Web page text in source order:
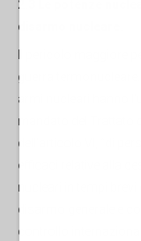
2.3 Le potenze
disarmo nucleare.
guerra
armi nucleari hanno
mandato del Trattato
dell'articolo VI, “di
efficaci relative alla
nucleari in tempi brevi
disarmo generale e
controllo